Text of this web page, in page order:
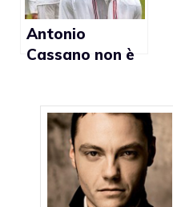
Antonio
Cassano non è